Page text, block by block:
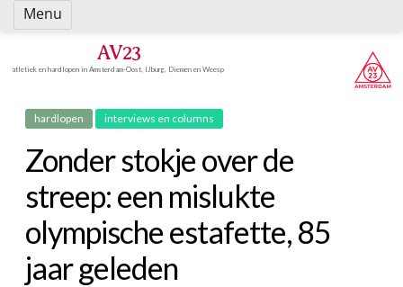
Spring
naar
AV23
atletiek en hardlopen in Amsterdam-Oost, IJburg, Diemen en Weesp
hardlopen interviews en columns
Zonder stokje over de
streep: een mislukte
olympische estafette, 85
jaar geleden
Menu